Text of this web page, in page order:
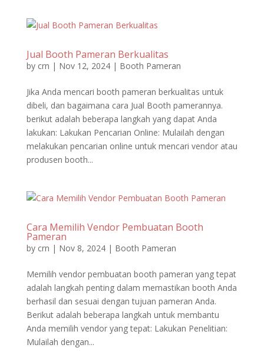
Jual Booth Pameran Berkualitas
by crn | Nov 12, 2024| Booth Pameran
Jika Anda mencari booth pameran berkualitas untuk
dibeli, dan bagaimana cara Jual Booth pamerannya.
berikut adalah beberapa langkah yang dapat Anda
lakukan: Lakukan Pencarian Online: Mulailah dengan
melakukan pencarian online untuk mencari vendor atau
produsen booth...
Cara Memilih Vendor Pembuatan Booth
Pameran
by crn | Nov 8, 2024| Booth Pameran
Memilih vendor pembuatan booth pameran yang tepat
adalah langkah penting dalam memastikan booth Anda
berhasil dan sesuai dengan tujuan pameran Anda.
Berikut adalah beberapa langkah untuk membantu
Anda memilih vendor yang tepat: Lakukan Penelitian:
Mulailah dengan...